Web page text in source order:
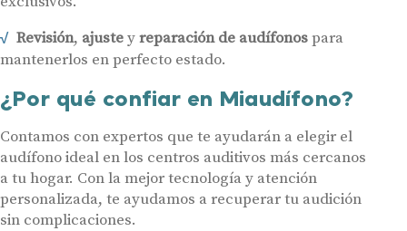
Revisión, ajusteyreparación de audífonospara
mantenerlos en perfecto estado.
¿Por qué confiar en Miaudífono?
Contamos con expertos que te ayudarán a elegir el
audífono ideal en los centros auditivos más cercanos
a tu hogar. Con la mejor tecnología y atención
personalizada, te ayudamos a recuperar tu audición
sin complicaciones.